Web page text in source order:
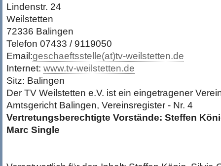
Lindenstr. 24
Weilstetten
72336 Balingen
Telefon 07433 / 9119050
Email:geschaeftsstelle(at)tv-weilstetten.de
Internet: www.tv-weilstetten.de
Sitz: Balingen
Der TV Weilstetten e.V. ist ein eingetragener
Amtsgericht Balingen, Vereinsregister - Nr. 4
Vertretungsberechtigte Vorstände: Steffen
Marc Single